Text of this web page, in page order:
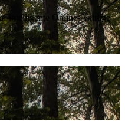
intelligente Online-Anträge